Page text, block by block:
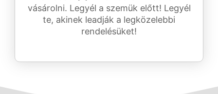
vásárolni. Legyél a szemük előtt! Legyél
te, akinek leadják a legközelebbi
rendelésüket!